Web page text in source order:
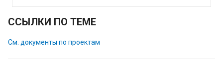
ССЫЛКИ ПО ТЕМЕ
См. документы по проектам